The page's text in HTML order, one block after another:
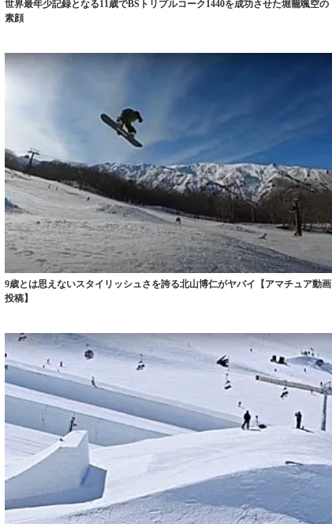
世界最年少記録となる11歳でBSトリプルコーク1440を成功させた堀籠颯空の
素顔
9歳とは思えないスタイリッシュさを誇る北山博仁がヤバイ【アマチュア動画
投稿】